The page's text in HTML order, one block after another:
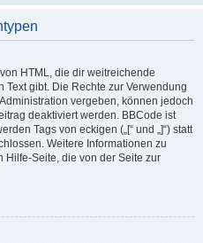
HTML, die dir weitreichende
gibt. Die Rechte zur Verwendung
vergeben, können jedoch
deaktiviert werden. BBCode ist
Tags von eckigen („[“ und „]“) statt
Weitere Informationen zu
Hilfe-Seite, die von der Seite zur